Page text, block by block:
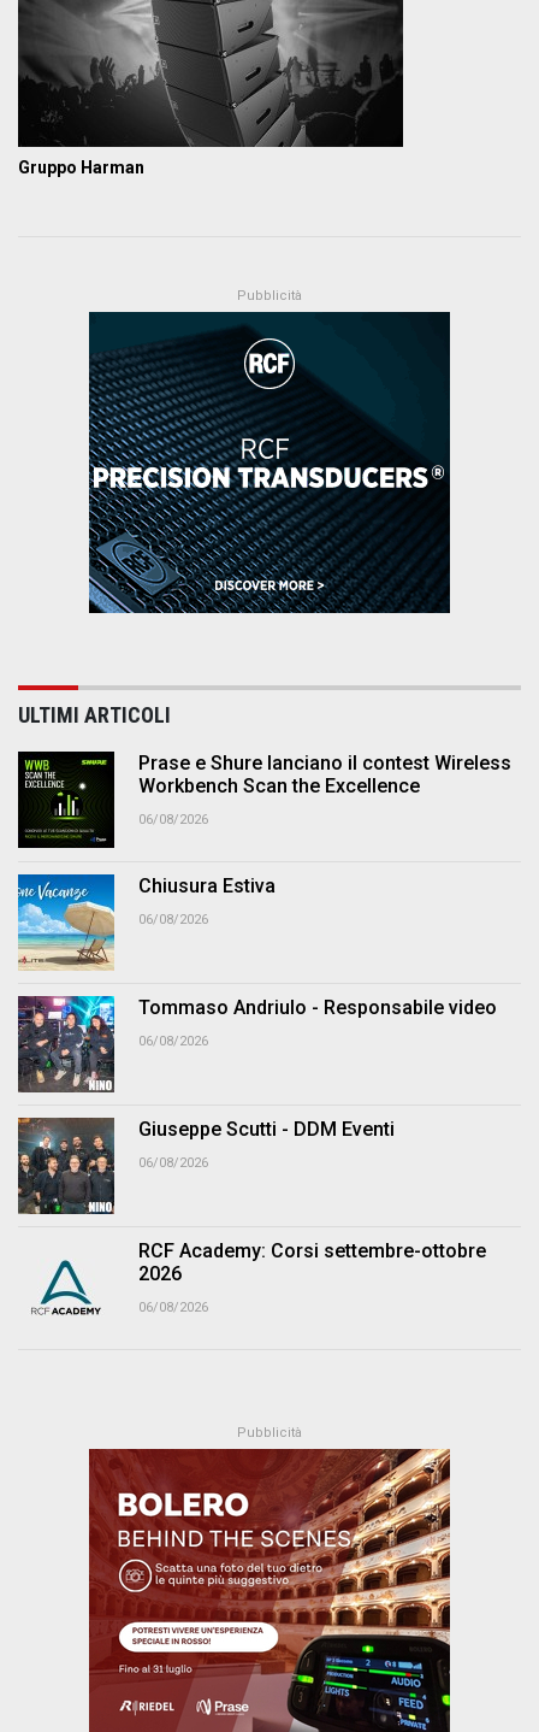
Gruppo Harman
ULTIMI ARTICOLI
Prase e Shure lanciano il contest Wireless
Workbench Scan the Excellence
06/08/2026
Chiusura Estiva
06/08/2026
Tommaso Andriulo - Responsabile video
06/08/2026
Giuseppe Scutti - DDM Eventi
06/08/2026
RCF Academy: Corsi settembre-ottobre
2026
06/08/2026